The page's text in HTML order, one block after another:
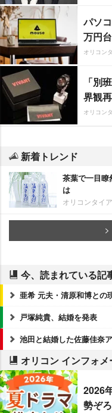
パソ
万円
オリコン
「別
界観
オリコン
新着トレンド
茶葉で一目瞭
は
オリコンタイ
今、読まれている記
亜希 元夫・清原和博との
戸塚純貴、結婚を発表
池田と結婚した佐藤佳奈
オリコン インフォ
2026
勢ぞ